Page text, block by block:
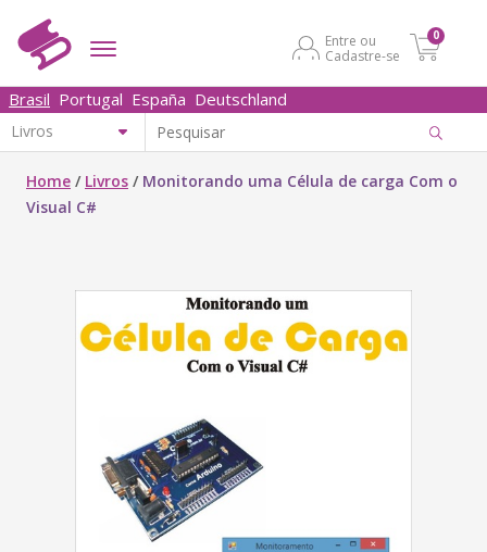
Entre ou
Cadastre-se
0
Brasil Portugal España Deutschland
Home / Livros / Monitorando uma Célula de carga Com o
Visual C#